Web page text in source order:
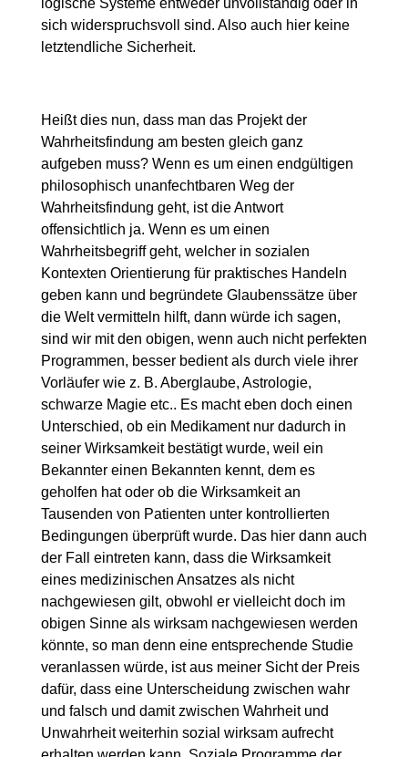
logische Systeme entweder unvollständig oder in
sich widerspruchsvoll sind. Also auch hier keine
letztendliche Sicherheit.
Heißt dies nun, dass man das Projekt der
Wahrheitsfindung am besten gleich ganz
aufgeben muss? Wenn es um einen endgültigen
philosophisch unanfechtbaren Weg der
Wahrheitsfindung geht, ist die Antwort
offensichtlich ja. Wenn es um einen
Wahrheitsbegriff geht, welcher in sozialen
Kontexten Orientierung für praktisches Handeln
geben kann und begründete Glaubenssätze über
die Welt vermitteln hilft, dann würde ich sagen,
sind wir mit den obigen, wenn auch nicht perfekten
Programmen, besser bedient als durch viele ihrer
Vorläufer wie z. B. Aberglaube, Astrologie,
schwarze Magie etc.. Es macht eben doch einen
Unterschied, ob ein Medikament nur dadurch in
seiner Wirksamkeit bestätigt wurde, weil ein
Bekannter einen Bekannten kennt, dem es
geholfen hat oder ob die Wirksamkeit an
Tausenden von Patienten unter kontrollierten
Bedingungen überprüft wurde. Das hier dann auch
der Fall eintreten kann, dass die Wirksamkeit
eines medizinischen Ansatzes als nicht
nachgewiesen gilt, obwohl er vielleicht doch im
obigen Sinne als wirksam nachgewiesen werden
könnte, so man denn eine entsprechende Studie
veranlassen würde, ist aus meiner Sicht der Preis
dafür, dass eine Unterscheidung zwischen wahr
und falsch und damit zwischen Wahrheit und
Unwahrheit weiterhin sozial wirksam aufrecht